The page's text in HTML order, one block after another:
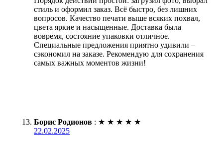
стиль и оформил заказ. Всё быстро, без лишних
вопросов. Качество печати выше всяких похвал,
цвета яркие и насыщенные. Доставка была
вовремя, состояние упаковки отличное.
Специальные предложения приятно удивили –
сэкономил на заказе. Рекомендую для сохранения
самых важных моментов жизни!
Борис Родионов : ★ ★ ★ ★ ★
22.02.2025